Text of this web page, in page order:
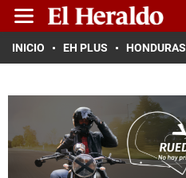
INICIO EH PLUS HONDURAS